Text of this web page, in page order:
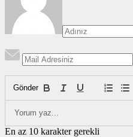
Gönder
En az 10 karakter gerekli